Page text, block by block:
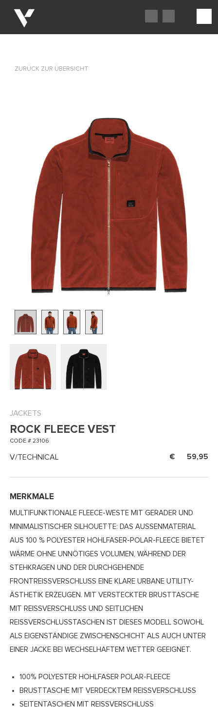
ZURÜCK ZUR ÜBERSICHT
JACKETS
ROCK FLEECE VEST
CODE # 23106
V/TECHNICAL 59,95
MERKMALE
MULTIFUNKTIONALE FLEECE-WESTE MIT GERADER UND
MINIMALISTISCHER SILHOUETTE: DAS AUSSENMATERIAL A
US 100 % POLYESTER HOHLFASER-POLAR-FLEECE BIETET W
ÄRME OHNE UNNÖTIGES VOLUMEN, WÄHREND DER S
TEHKRAGEN UND DER DURCHGEHENDE F
RONTREISSVERSCHLUSS EINE KLARE URBANE UTILITY-ÄS
THETIK ERZEUGEN. MIT VERSTECKTER BRUSTTASCHE MI
T REISSVERSCHLUSS UND SEITLICHEN REI
SSVERSCHLUSSTASCHEN IST DIESES MODELL SOWOHL ALS
EIGENSTÄNDIGE ZWISCHENSCHICHT ALS AUCH UNTER EINE
R JACKE BEI WECHSELHAFTEM WETTER GEEIGNET.
100% POLYESTER HOHLFASER POLAR-FLEECE
BRUSTTASCHE MIT VERDECKTEM REISSVERSCHLUSS
SEITENTASCHEN MIT REISSVERSCHLUSS